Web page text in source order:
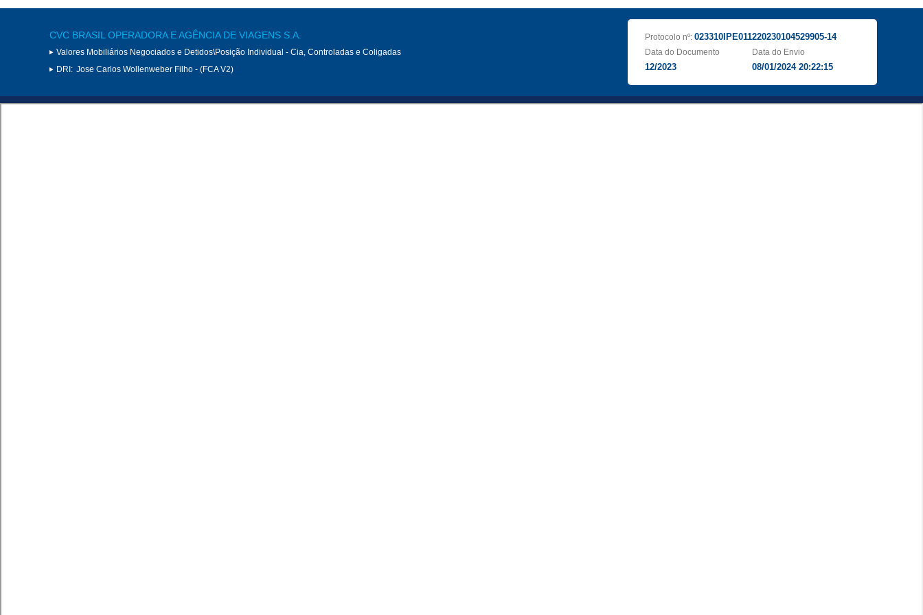
CVC BRASIL OPERADORA E AGÊNCIA DE VIAGENS S.A.
Valores Mobiliários Negociados e Detidos\Posição Individual - Cia, Controladas e Coligadas
DRI: Jose Carlos Wollenweber Filho - (FCA V2)
Protocolo nº: 023310IPE011220230104529905-14
Data do Documento
12/2023
Data do Envio
08/01/2024 20:22:15